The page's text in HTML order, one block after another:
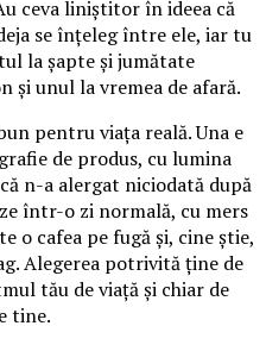
ceva liniștitor în ideea că
se înțeleg între ele, iar tu
la șapte și jumătate
și unul la vremea de afară.
pentru viața reală. Una e
de produs, cu lumina
n-a alergat niciodată după
într-o zi normală, cu mers
o cafea pe fugă și, cine știe,
Alegerea potrivită ține de
tău de viață și chiar de
tine.